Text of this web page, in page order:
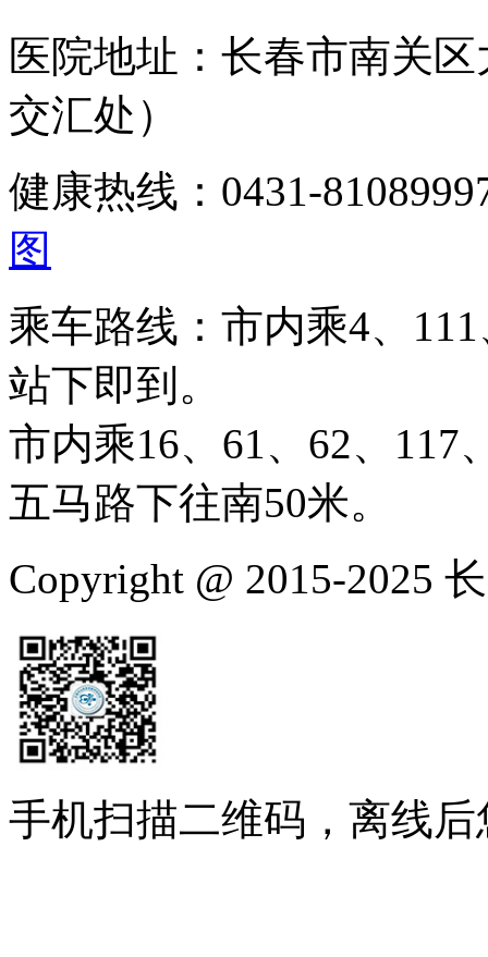
医院地址：长春市南关
交汇处）
健康热线：0431-
图
乘车路线：市内乘4、
站下即到。
市内乘16、61、62、117
五马路下往南50米。
Copyright @ 2015-2025
手机扫描二维码，离线